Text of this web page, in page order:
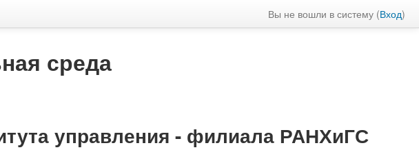
Вы не вошли в систему (Вход)
среда
управления - филиала РАНХиГС